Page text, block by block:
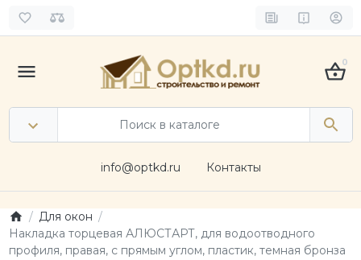
0
info@optkd.ru Контакты
Для окон
Накладка торцевая АЛЮСТАРТ, для водоотводного
профиля, правая, с прямым углом, пластик, темная бронза